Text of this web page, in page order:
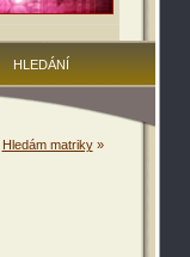
HLEDÁNÍ
Hledám matriky»